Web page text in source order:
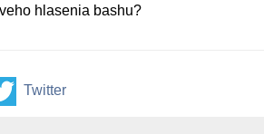
hlasenia bashu?
Twitter